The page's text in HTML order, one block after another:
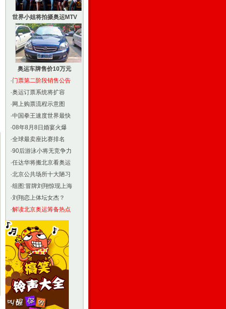
世界小姐将拍摄奥运MTV
奥运车牌售价10万元
·门票第二阶段销售公告
·奥运订票系统将扩容
· 网上购票流程示意图
·中国拳王速度世界最快
·08年8月8日婚宴火爆
·全球最卖座比赛排名
·90后游泳小将无竞争力
·任达华将搬北京看奥运
·北京公共场所十大陋习
·组图:冒牌刘翔惊现上海
·刘翔恋上体坛女杰？
·解读北京奥运筹备热点